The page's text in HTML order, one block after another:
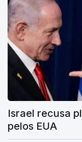
Israel recusa
pelos EUA